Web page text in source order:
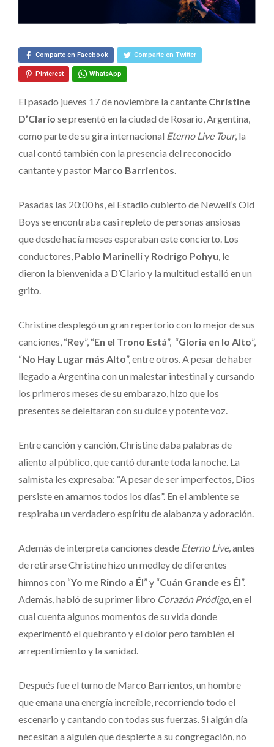
Comparte en Facebook Comparte en Twitter
Pinterest WhatsApp
El pasado jueves 17 de noviembre la cantante Christine
D’Clario se presentó en la ciudad de Rosario, Argentina,
como parte de su gira internacional Eterno Live Tour, la
cual contó también con la presencia del reconocido
cantante y pastor Marco Barrientos.
Pasadas las 20:00 hs, el Estadio cubierto de Newell’s Old
Boys se encontraba casi repleto de personas ansiosas
que desde hacía meses esperaban este concierto. Los
conductores, Pablo Marinelliy Rodrigo Pohyu, le
dieron la bienvenida a D’Clario y la multitud estalló en un
grito.
Christine desplegó un gran repertorio con lo mejor de sus
canciones, “Rey”, “En el Trono Está”, “Gloria en lo Alto”,
“No Hay Lugar más Alto”, entre otros. A pesar de haber
llegado a Argentina con un malestar intestinal y cursando
los primeros meses de su embarazo, hizo que los
presentes se deleitaran con su dulce y potente voz.
Entre canción y canción, Christine daba palabras de
aliento al público, que cantó durante toda la noche. La
salmista les expresaba: “A pesar de ser imperfectos, Dios
persiste en amarnos todos los días”. En el ambiente se
respiraba un verdadero espíritu de alabanza y adoración.
Además de interpreta canciones desde Eterno Live,antes
de retirarse Christine hizo un medley de diferentes
himnos con “Yo me Rindo a Él” y “Cuán Grande es Él”.
Además, habló de su primer libro Corazón Pródigo, en el
cual cuenta algunos momentos de su vida donde
experimentó el quebranto y el dolor pero también el
arrepentimiento y la sanidad.
Después fue el turno de Marco Barrientos, un hombre
que emana una energía increíble, recorriendo todo el
escenario y cantando con todas sus fuerzas. Si algún día
necesitan a alguien que despierte a su congregación, no